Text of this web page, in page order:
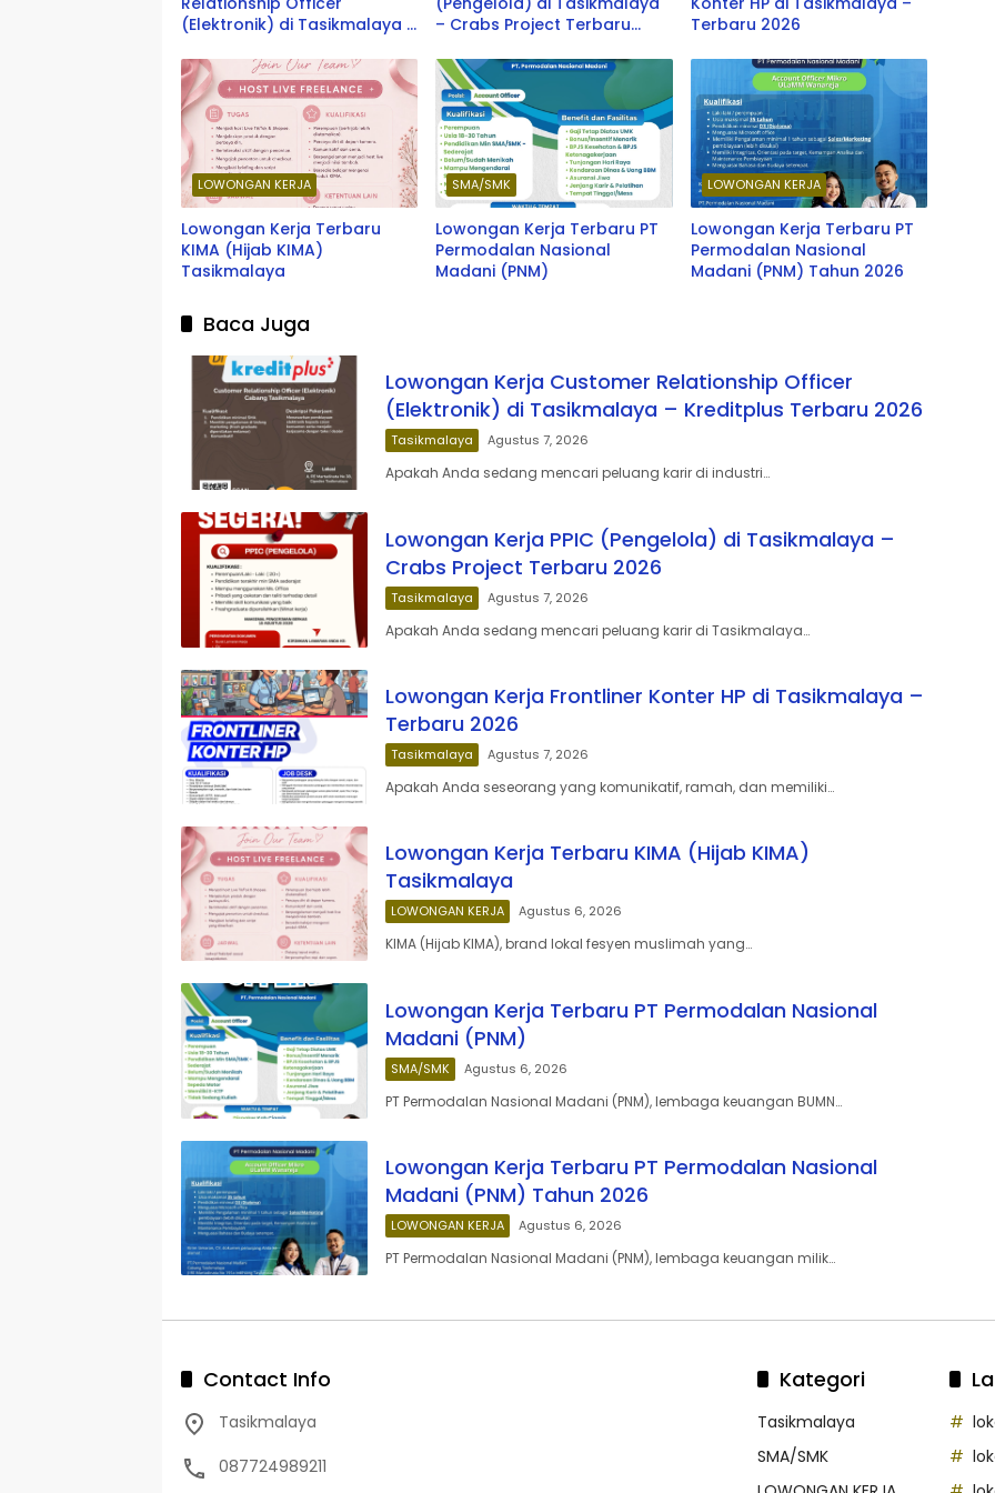
(Elektronik) di Tasikmalaya –
– Crabs Project Terbaru
Terbaru 2026
LOWONGAN KERJA
Lowongan Kerja Terbaru
KIMA (Hijab KIMA)
Tasikmalaya
SMA/SMK
Lowongan Kerja Terbaru PT
Permodalan Nasional
Madani (PNM)
LOWONGAN KERJA
Lowongan Kerja Terbaru PT
Permodalan Nasional
Madani (PNM) Tahun 2026
Baca Juga
Lowongan Kerja Customer Relationship Officer
(Elektronik) di Tasikmalaya – Kreditplus Terbaru 2026
Tasikmalaya Agustus 7, 2026
Apakah Anda sedang mencari peluang karir di industri…
Lowongan Kerja PPIC (Pengelola) di Tasikmalaya –
Crabs Project Terbaru 2026
Tasikmalaya Agustus 7, 2026
Apakah Anda sedang mencari peluang karir di Tasikmalaya…
Lowongan Kerja Frontliner Konter HP di Tasikmalaya –
Terbaru 2026
Tasikmalaya Agustus 7, 2026
Apakah Anda seseorang yang komunikatif, ramah, dan memiliki…
Lowongan Kerja Terbaru KIMA (Hijab KIMA)
Tasikmalaya
LOWONGAN KERJA Agustus 6, 2026
KIMA (Hijab KIMA), brand lokal fesyen muslimah yang…
Lowongan Kerja Terbaru PT Permodalan Nasional
Madani (PNM)
SMA/SMK Agustus 6, 2026
PT Permodalan Nasional Madani (PNM), lembaga keuangan BUMN…
Lowongan Kerja Terbaru PT Permodalan Nasional
Madani (PNM) Tahun 2026
LOWONGAN KERJA Agustus 6, 2026
PT Permodalan Nasional Madani (PNM), lembaga keuangan milik…
Contact Info
Tasikmalaya
087724989211
Kategori
Tasikmalaya
SMA/SMK